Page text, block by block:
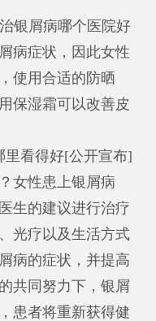
银屑病哪个医院好
病症状，因此女性
使用合适的防晒
保湿霜可以改善皮
看得好[公开宣布]
女性患上银屑病
生的建议进行治疗
光疗以及生活方式
病的症状，并提高
共同努力下，银屑
患者将重新获得健